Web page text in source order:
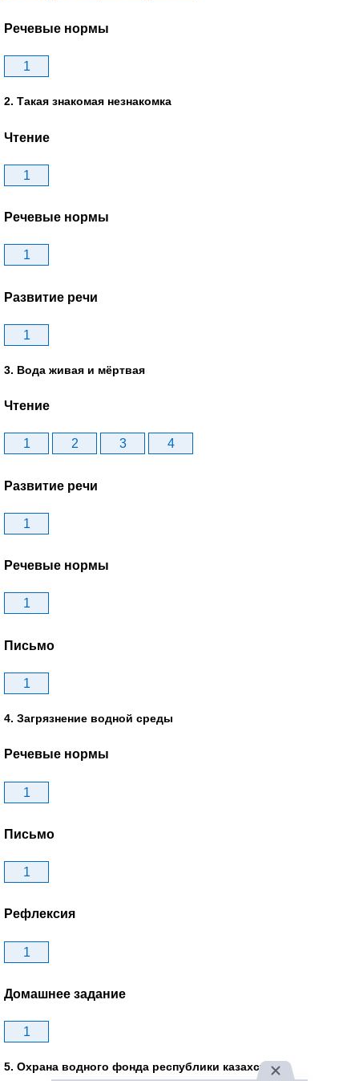
Речевые нормы
1
2. Такая знакомая незнакомка
Чтение
1
Речевые нормы
1
Развитие речи
1
3. Вода живая и мёртвая
Чтение
1 2 3 4
Развитие речи
1
Речевые нормы
1
Письмо
1
4. Загрязнение водной среды
Речевые нормы
1
Письмо
1
Рефлексия
1
Домашнее задание
1
5. Охрана водного фонда республики казахстан